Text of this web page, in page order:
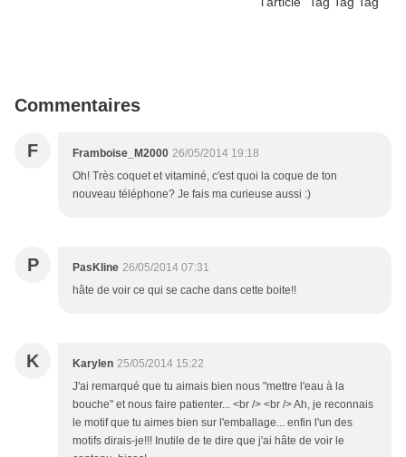
Commentaires
F Framboise_M2000 26/05/2014 19:18
Oh! Très coquet et vitaminé, c'est quoi la coque de ton
nouveau téléphone? Je fais ma curieuse aussi :)
P PasKline 26/05/2014 07:31
hâte de voir ce qui se cache dans cette boite!!
K Karylen 25/05/2014 15:22
J'ai remarqué que tu aimais bien nous "mettre l'eau à la
bouche" et nous faire patienter... <br /> <br /> Ah, je reconnais
le motif que tu aimes bien sur l'emballage... enfin l'un des
motifs dirais-je!!! Inutile de te dire que j'ai hâte de voir le